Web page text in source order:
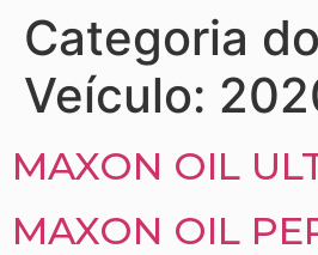
Categoria do
Veículo:
MAXON OIL
MAXON OIL